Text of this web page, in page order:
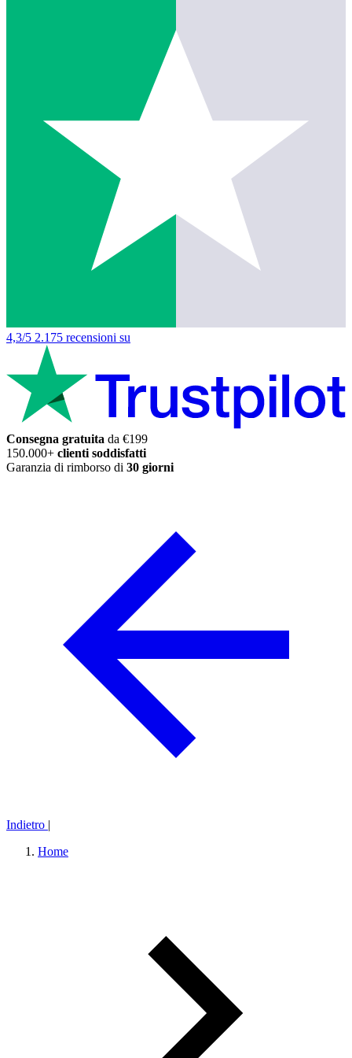
4,3/5 2.175 recensioni su
Consegna gratuita da €199
150.000+ clienti soddisfatti
Garanzia di rimborso di 30 giorni
Indietro |
Home